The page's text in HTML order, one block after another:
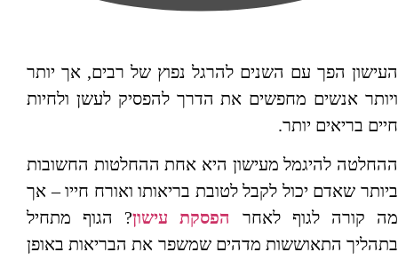
העישון הפך עם השנים להרגל נפוץ של רבים, אך יותר
ויותר אנשים מחפשים את הדרך להפסיק לעשן ולחיות
חיים בריאים יותר.
ההחלטה להיגמל מעישון היא אחת ההחלטות החשובות
ביותר שאדם יכול לקבל לטובת בריאותו ואורח חייו – אך
מה קורה לגוף לאחר
הפסקת עישון? הגוף מתחיל
בתהליך התאוששות מדהים שמשפר את הבריאות באופן